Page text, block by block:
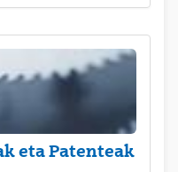
eta Patenteak